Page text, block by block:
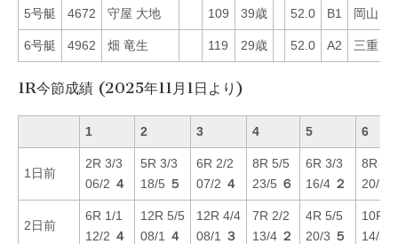
5号艇 4672 守屋 大地 109 39歳 52.0 B1 岡山
6号艇 4962 畑 竜生 119 29歳 52.0 A2 三重
1R今節成績 (2025年11月1日より)
1 2 3 4 5 6
1日前
2R 3/3
06/2 ４
5R 3/3
18/5 ５
6R 2/2
07/2 ４
8R 5/5
23/5 ６
6R 3/3
16/4 ２
8R 4/4
20/3
2日前
6R 1/1
12/2 ４
12R 5/5
08/1
４
12R 4/4
08/1
３
7R 2/2
13/4 ２
4R 5/5
20/3 ５
10R
14/3